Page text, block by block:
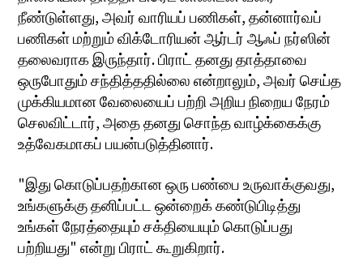
நீண்டுள்ளது, அவர் வாரியப் பணிகள், தன்னார்வப்
பணிகள் மற்றும் விக்டோரியன் ஆர்டர் ஆஃப் நர்ஸின்
தலைவராக இருந்தார். பிராட் தனது தாத்தாவை
ஒருபோதும் சந்தித்ததில்லை என்றாலும், அவர் செய்த
முக்கியமான வேலையைப் பற்றி அறிய நிறைய நேரம்
செலவிட்டார், அதை தனது சொந்த வாழ்க்கைக்கு
உத்வேகமாகப் பயன்படுத்தினார்.
"இது கொடுப்பதற்கான ஒரு பண்பை உருவாக்குவது,
உங்களுக்கு தனிப்பட்ட ஒன்றைக் கண்டுபிடித்து
உங்கள் நேரத்தையும் சக்தியையும் கொடுப்பது
பற்றியது" என்று பிராட் கூறுகிறார்.